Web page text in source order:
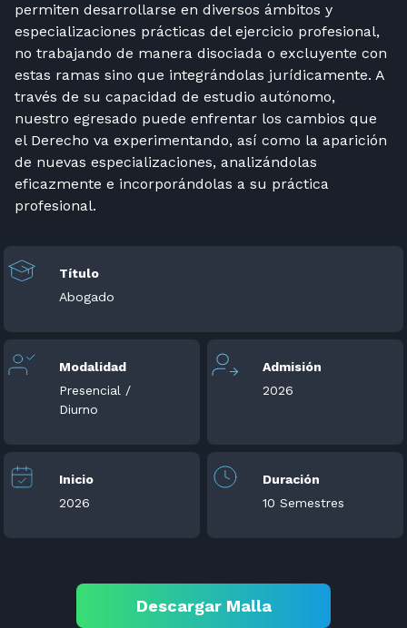
permiten desarrollarse en diversos ámbitos y
especializaciones prácticas del ejercicio profesional,
no trabajando de manera disociada o excluyente con
estas ramas sino que integrándolas jurídicamente. A
través de su capacidad de estudio autónomo,
nuestro egresado puede enfrentar los cambios que
el Derecho va experimentando, así como la aparición
de nuevas especializaciones, analizándolas
eficazmente e incorporándolas a su práctica
profesional.
Título
Abogado
Modalidad
Presencial /
Diurno
Admisión
2026
Inicio
2026
Duración
10 Semestres
Descargar Malla